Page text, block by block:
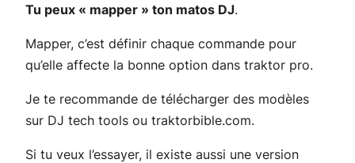
Tu peux « mapper » ton matos DJ.
Mapper, c’est définir chaque commande pour
qu’elle affecte la bonne option dans traktor pro.
Je te recommande de télécharger des modèles
sur DJ tech tools ou traktorbible.com.
Si tu veux l’essayer, il existe aussi une version